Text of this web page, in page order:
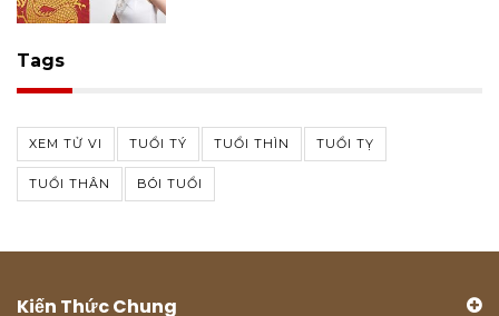
Tags
XEM TỬ VI TUỔI TÝ TUỔI THÌN TUỔI TỴ
TUỔI THÂN BÓI TUỔI
Kiến Thức Chung